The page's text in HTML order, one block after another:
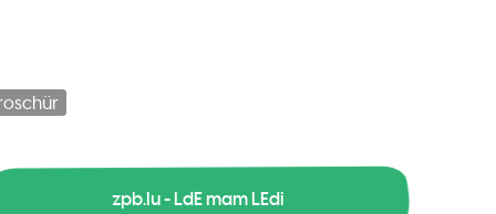
zpb.lu - LdE mam LEdi